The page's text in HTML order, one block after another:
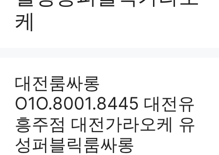
케
대전룸싸롱
O1O.8001.8445 대전유
흥주점 대전가라오케 유
성퍼블릭룸싸롱